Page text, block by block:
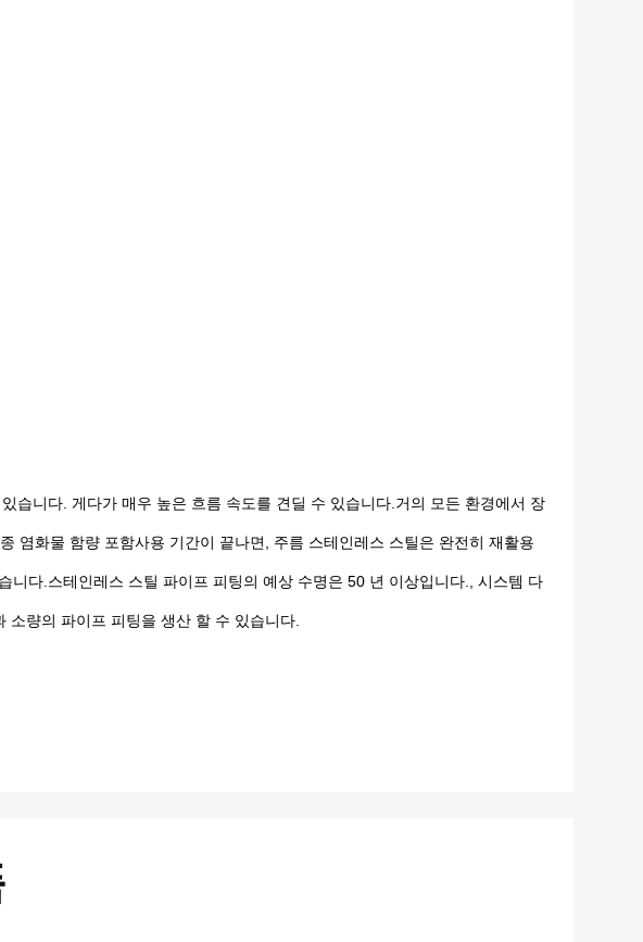
습니다. 게다가 매우 높은 흐름 속도를 견딜 수 있습니다.거의 모든 환경에서 장
염화물 함량 포함사용 기간이 끝나면, 주름 스테인레스 스틸은 완전히 재활용
다.스테인레스 스틸 파이프 피팅의 예상 수명은 50 년 이상입니다., 시스템 다
량의 파이프 피팅을 생산 할 수 있습니다.